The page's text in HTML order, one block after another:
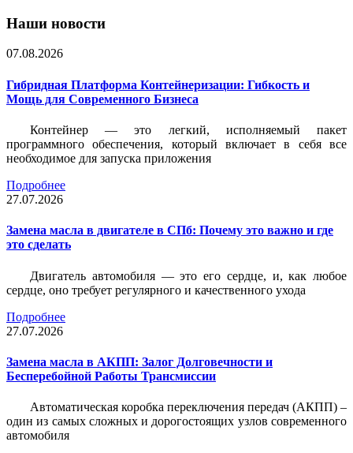
Наши новости
07.08.2026
Гибридная Платформа Контейнеризации: Гибкость и
Мощь для Современного Бизнеса
Контейнер — это легкий, исполняемый пакет
программного обеспечения, который включает в себя все
необходимое для запуска приложения
Подробнее
27.07.2026
Замена масла в двигателе в СПб: Почему это важно и где
это сделать
Двигатель автомобиля — это его сердце, и, как любое
сердце, оно требует регулярного и качественного ухода
Подробнее
27.07.2026
Замена масла в АКПП: Залог Долговечности и
Бесперебойной Работы Трансмиссии
Автоматическая коробка переключения передач (АКПП) –
один из самых сложных и дорогостоящих узлов современного
автомобиля